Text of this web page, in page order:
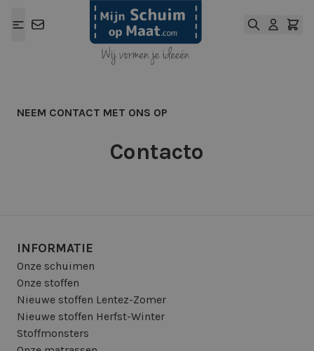
Ga naar de inhoud
NEEM CONTACT MET ONS OP
Contacto
INFORMATIE
Onze schuimen
Onze stoffen
Nieuwe stoffen Lentez-Zomer
Nieuwe stoffen Herfst-Winter
Stoffmonsters